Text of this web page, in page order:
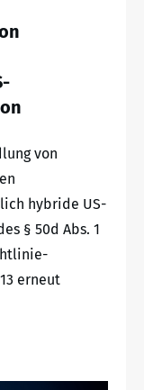
von
hybride US-
§ 50d Abs. 1
erneut